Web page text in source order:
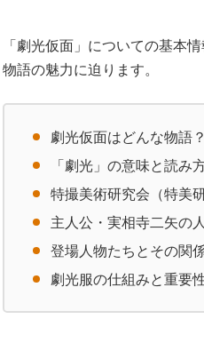
「劇光仮面」についての基本
物語の魅力に迫ります。
劇光仮面はどんな物語
「劇光」の意味と読み
特撮美術研究会（特美
主人公・実相寺二矢の
登場人物たちとその関
劇光服の仕組みと重要